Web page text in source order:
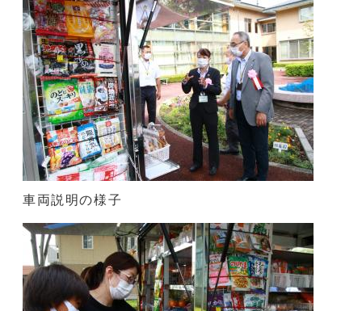
車両説明の様子